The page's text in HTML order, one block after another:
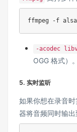
ffmpeg -f
-acodec
OGG 格式）。
5. 实时监听
如果你想在录音
器将音频同时输出